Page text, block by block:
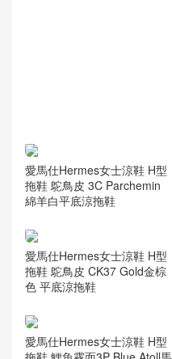
愛馬仕Hermes女士涼鞋 H型
拖鞋 鴕鳥皮 3C Parchemin
綿羊白平底涼拖鞋